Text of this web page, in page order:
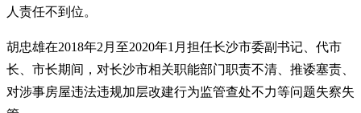
人责任不到位。
胡忠雄在2018年2月至2020年1月担任长沙市委副书记、代市
长、市长期间，对长沙市相关职能部门职责不清、推诿塞责、
对涉事房屋违法违规加层改建行为监管查处不力等问题失察失